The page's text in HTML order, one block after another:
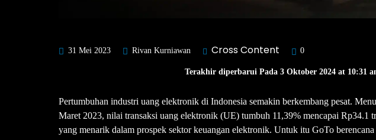
31 Mei 2023 Rivan Kurniawan Cross Content 0
Terakhir diperbarui Pada 3 Oktober 2024 at 10:31
Pertumbuhan industri uang elektronik di Indonesia semakin berkembang pesat.
Maret 2023, nilai transaksi uang elektronik (UE) tumbuh 11,39% mencapai Rp34.1
yang menarik dalam prospek sektor keuangan elektronik. Untuk itu GoTo